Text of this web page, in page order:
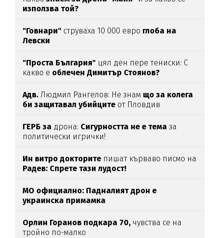
използва той?
"Говнари" струваха 10 000 евро глоба на
Левски
"Проста България" цял ден пере тениски: С
какво е облечен Димитър Стоянов?
Адв. Людмил Рангелов: Не знам що за колега
би защитавал убийците от Пловдив
ГЕРБ за дрона: Сигурността не е темаза
политически игрички!
Ин витро докторите пишат кърваво писмо на
Радев: Спрете тази лудост!
МО официално: Падналият дрон е
украинска примамка
Орлин Горанов подкара 70, чувства се на
тройно по-малко